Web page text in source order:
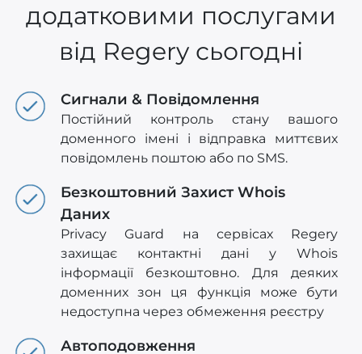
додатковими послугами
від Regery сьогодні
Сигнали & Повідомлення
Постійний контроль стану вашого
доменного імені і відправка миттєвих
повідомлень поштою або по SMS.
Безкоштовний Захист Whois
Даних
Privacy Guard на сервісах Regery
захищає контактні дані у Whois
інформації безкоштовно. Для деяких
доменних зон ця функція може бути
недоступна через обмеження реєстру
Автоподовження